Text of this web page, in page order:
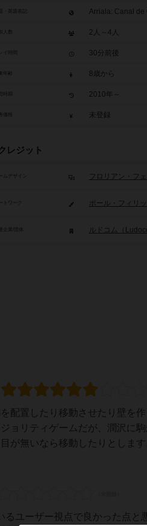
Arriala: Canal de
人数 2人～4人
30分前後
8歳から
2010年～
価格 未登録
レジット
ムデザイン フロリアン・フ
トワーク ポール・フィリ
ルドコム（
配置したり移動させたり壁を
ョリティゲームだが、潤沢に
が無いなら移動したりとしま
ユーザー視点で良かった点と